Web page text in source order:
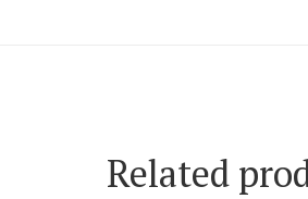
Related